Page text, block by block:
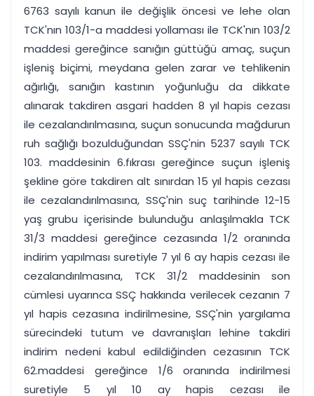
6763 sayılı kanun ile değişlik öncesi ve lehe olan
TCK'nın 103/1-a maddesi yollaması ile TCK'nın 103/2
maddesi gereğince sanığın güttüğü amaç, suçun
işleniş biçimi, meydana gelen zarar ve tehlikenin
ağırlığı, sanığın kastının yoğunluğu da dikkate
alınarak takdiren asgari hadden 8 yıl hapis cezası
ile cezalandırılmasına, suçun sonucunda mağdurun
ruh sağlığı bozulduğundan SSÇ'nin 5237 sayılı TCK
103. maddesinin 6.fıkrası gereğince suçun işleniş
şekline göre takdiren alt sınırdan 15 yıl hapis cezası
ile cezalandırılmasına, SSÇ'nin suç tarihinde 12-15
yaş grubu içerisinde bulunduğu anlaşılmakla TCK
31/3 maddesi gereğince cezasında 1/2 oranında
indirim yapılması suretiyle 7 yıl 6 ay hapis cezası ile
cezalandırılmasına, TCK 31/2 maddesinin son
cümlesi uyarınca SSÇ hakkında verilecek cezanın 7
yıl hapis cezasına indirilmesine, SSÇ'nin yargılama
sürecindeki tutum ve davranışları lehine takdiri
indirim nedeni kabul edildiğinden cezasının TCK
62.maddesi gereğince 1/6 oranında indirilmesi
suretiyle 5 yıl 10 ay hapis cezası ile